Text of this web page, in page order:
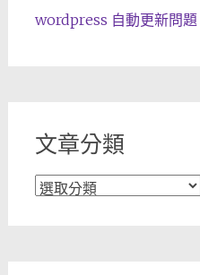
wordpress 自動更新問
文章分類
文